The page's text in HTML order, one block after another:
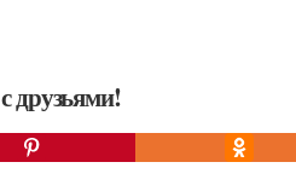
друзьями!